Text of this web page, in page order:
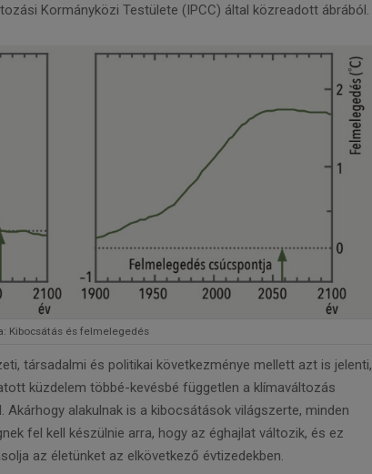
Kormányközi Testülete (IPCC) által közreadott ábrából.
Kibocsátás és felmelegedés
társadalmi és politikai következménye mellett azt is jelenti,
küzdelem többé-kevésbé független a klímaváltozás
alakulnak is a kibocsátások világszerte, minden
fel kell készülnie arra, hogy az éghajlat változik, és ez
az életünket az elkövetkező évtizedekben.